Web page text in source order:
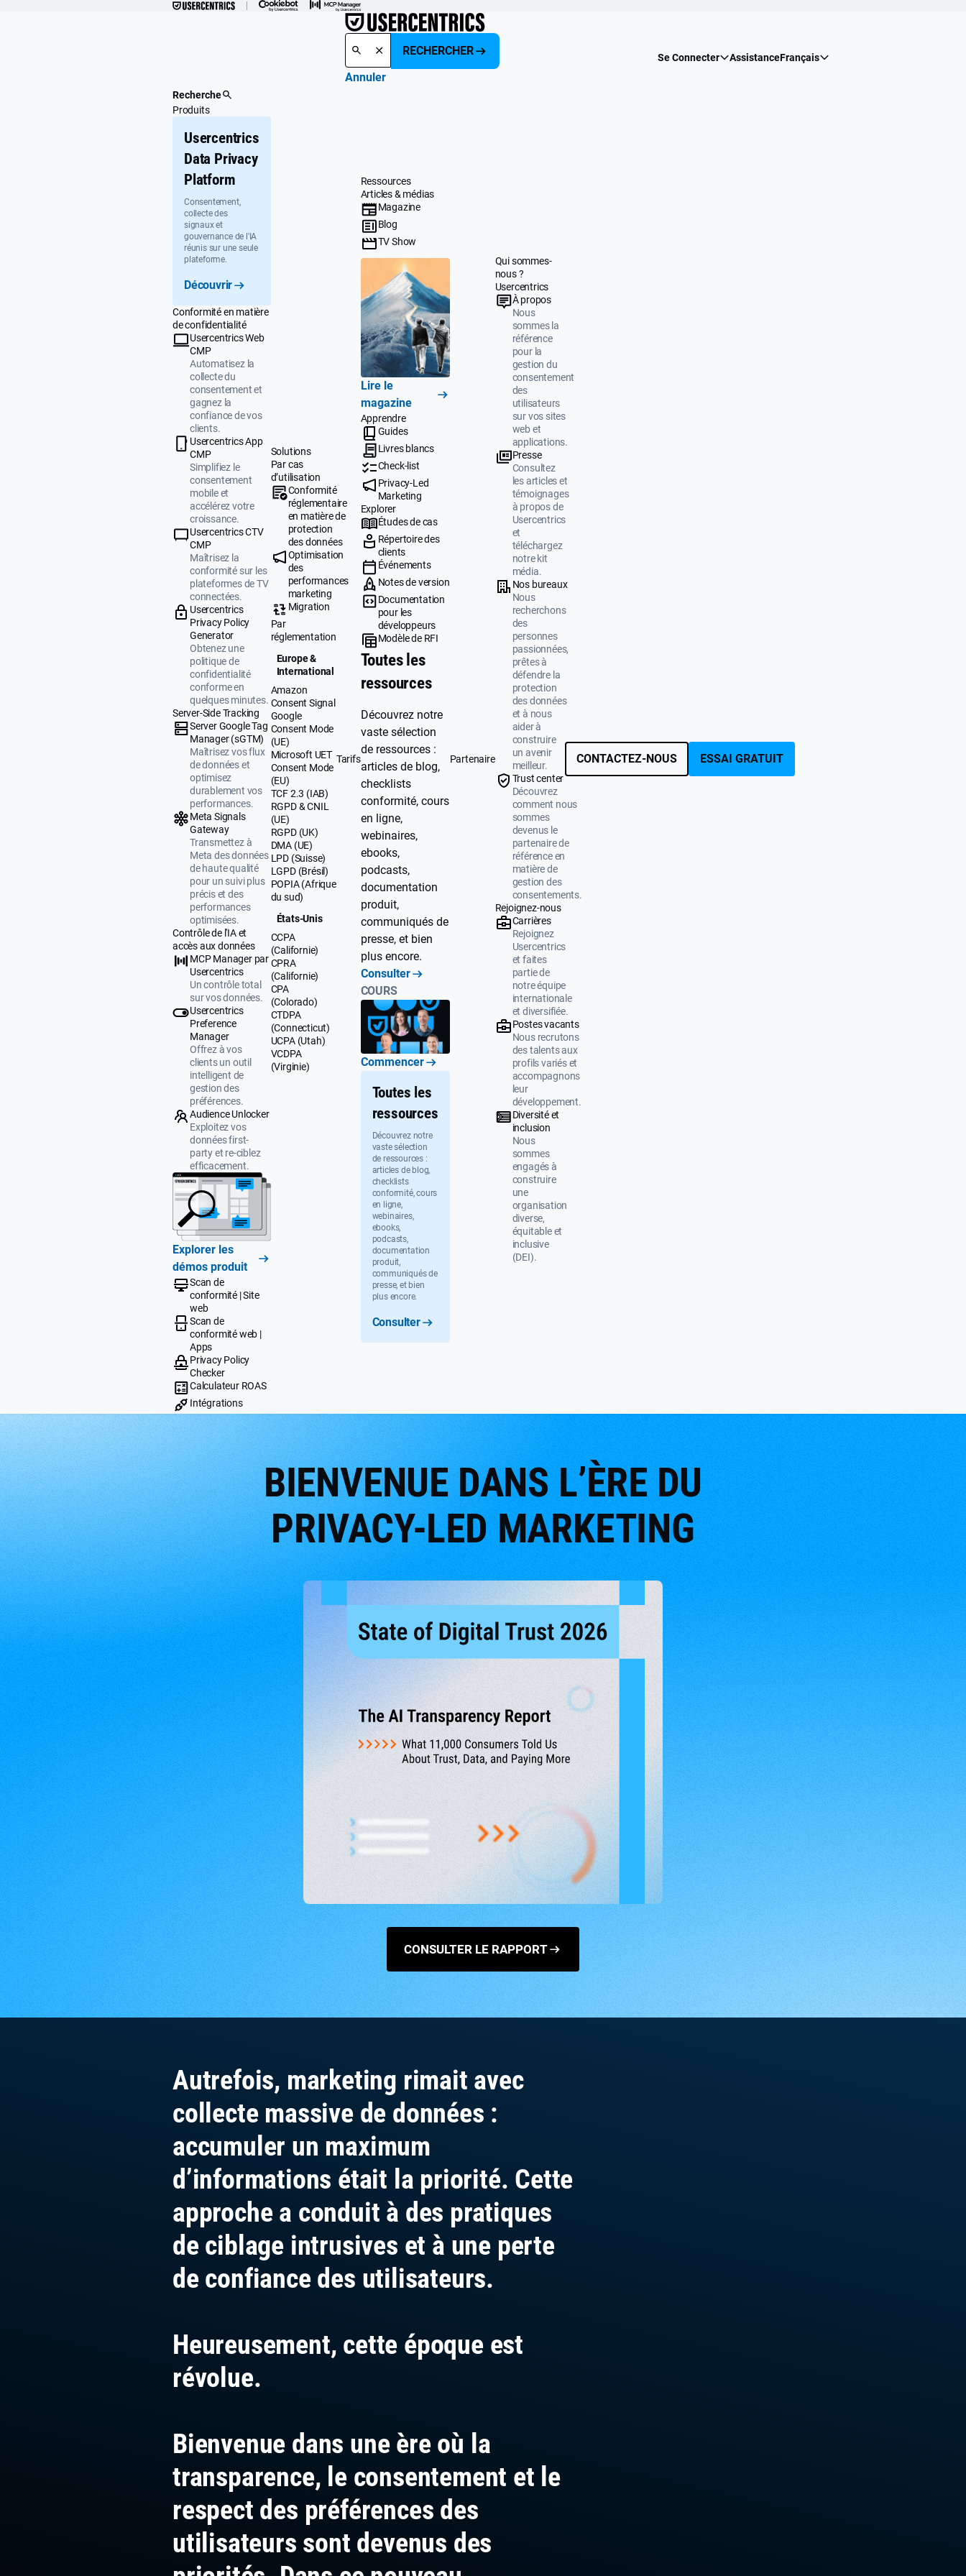
RECHERCHER
Annuler
Recherche
Se Connecter AssistanceFrançais
Produits
Usercentrics
Data Privacy
Platform
Consentement,
collecte des
signaux et
gouvernance de l'IA
réunis sur une seule
plateforme.
Découvrir
Conformité en matière
de confidentialité
Usercentrics Web
CMP
Automatisez la
collecte du
consentement et
gagnez la
confiance de vos
clients.
Usercentrics App
CMP
Simplifiez le
consentement
mobile et
accélérez votre
croissance.
Usercentrics CTV
CMP
Maîtrisez la
conformité sur les
plateformes de TV
connectées.
Usercentrics
Privacy Policy
Generator
Obtenez une
politique de
confidentialité
conforme en
quelques minutes.
Server-Side Tracking
Server Google Tag
Manager (sGTM)
Maîtrisez vos flux
de données et
optimisez
durablement vos
performances.
Meta Signals
Gateway
Transmettez à
Meta des données
de haute qualité
pour un suivi plus
précis et des
performances
optimisées.
Contrôle de l'IA et
accès aux données
MCP Manager par
Usercentrics
Un contrôle total
sur vos données.
Usercentrics
Preference
Manager
Offrez à vos
clients un outil
intelligent de
gestion des
préférences.
Audience Unlocker
Exploitez vos
données first-
party et re-ciblez
efficacement.
Explorer les
démos produit
Scan de
conformité | Site
web
Scan de
conformité web |
Apps
Privacy Policy
Checker
Calculateur ROAS
Intégrations
Solutions
Par cas
d’utilisation
Conformité
réglementaire
en matière de
protection
des données
Optimisation
des
performances
marketing
Migration
Par
réglementation
Europe &
International
Amazon
Consent Signal
Google
Consent Mode
(UE)
Microsoft UET
Consent Mode
(EU)
TCF 2.3 (IAB)
RGPD & CNIL
(UE)
RGPD (UK)
DMA (UE)
LPD (Suisse)
LGPD (Brésil)
POPIA (Afrique
du sud)
États-Unis
CCPA
(Californie)
CPRA
(Californie)
CPA
(Colorado)
CTDPA
(Connecticut)
UCPA (Utah)
VCDPA
(Virginie)
Tarifs
Ressources
Articles & médias
Magazine
Blog
TV Show
Lire le
magazine
Apprendre
Guides
Livres blancs
Check-list
Privacy-Led
Marketing
Explorer
Études de cas
Répertoire des
clients
Événements
Notes de version
Documentation
pour les
développeurs
Modèle de RFI
Toutes les
ressources
Découvrez notre
vaste sélection
de ressources :
articles de blog,
checklists
conformité, cours
en ligne,
webinaires,
ebooks,
podcasts,
documentation
produit,
communiqués de
presse, et bien
plus encore.
Consulter
COURS
Commencer
Toutes les
ressources
Découvrez notre
vaste sélection
de ressources :
articles de blog,
checklists
conformité, cours
en ligne,
webinaires,
ebooks,
podcasts,
documentation
produit,
communiqués de
presse, et bien
plus encore.
Consulter
Partenaire
Qui sommes-
nous ?
Usercentrics
À propos
Nous
sommes la
référence
pour la
gestion du
consentement
des
utilisateurs
sur vos sites
web et
applications.
Presse
Consultez
les articles et
témoignages
à propos de
Usercentrics
et
téléchargez
notre kit
média.
Nos bureaux
Nous
recherchons
des
personnes
passionnées,
prêtes à
défendre la
protection
des données
et à nous
aider à
construire
un avenir
meilleur.
Trust center
Découvrez
comment nous
sommes
devenus le
partenaire de
référence en
matière de
gestion des
consentements.
Rejoignez-nous
Carrières
Rejoignez
Usercentrics
et faites
partie de
notre équipe
internationale
et diversifiée.
Postes vacants
Nous recrutons
des talents aux
profils variés et
accompagnons
leur
développement.
Diversité et
inclusion
Nous
sommes
engagés à
construire
une
organisation
diverse,
équitable et
inclusive
(DEI).
CONTACTEZ-NOUS ESSAI GRATUIT
BIENVENUE DANS L’ÈRE DU
PRIVACY-LED MARKETING
CONSULTER LE RAPPORT
Autrefois, marketing rimait avec
collecte massive de données :
accumuler un maximum
d’informations était la priorité. Cette
approche a conduit à des pratiques
de ciblage intrusives et à une perte
de confiance des utilisateurs.
Heureusement, cette époque est
révolue.
Bienvenue dans une ère où la
transparence, le consentement et le
respect des préférences des
utilisateurs sont devenus des